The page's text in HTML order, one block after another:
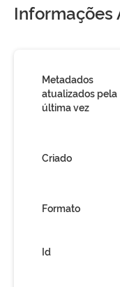
Informações
Metadados
atualizados pela
última vez
Criado
Formato
Id